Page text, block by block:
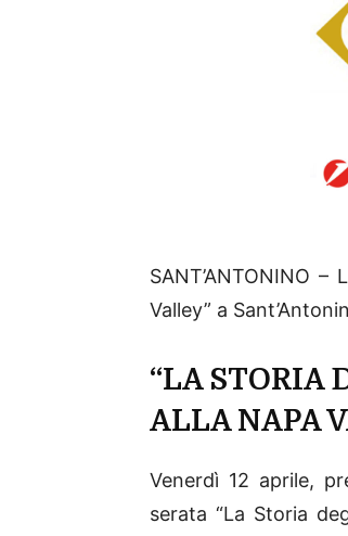
SANT’ANTONINO
Valley” a
“LA STORIA
ALLA NAPA
Venerdì 12 aprile,
serata “La Storia